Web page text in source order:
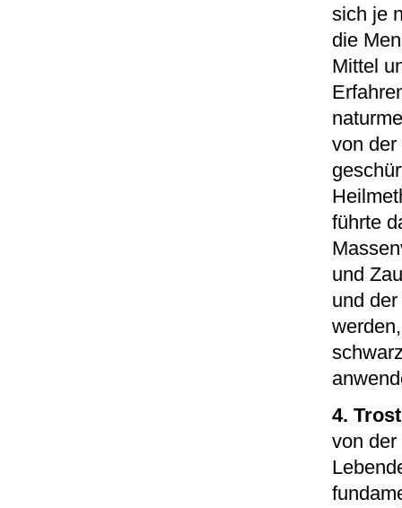
sich je
die
Mittel
von
führte
und
und
4.
von der